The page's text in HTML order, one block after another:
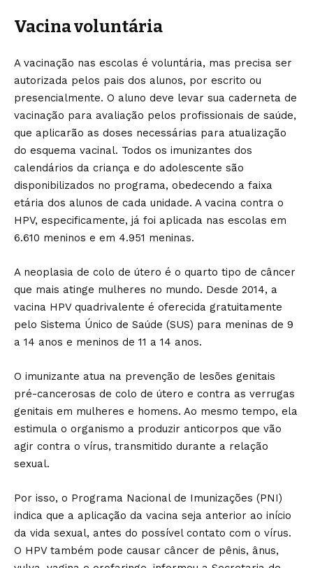
Vacina voluntária
A vacinação nas escolas é voluntária, mas precisa ser
autorizada pelos pais dos alunos, por escrito ou
presencialmente. O aluno deve levar sua caderneta de
vacinação para avaliação pelos profissionais de saúde,
que aplicarão as doses necessárias para atualização
do esquema vacinal. Todos os imunizantes dos
calendários da criança e do adolescente são
disponibilizados no programa, obedecendo a faixa
etária dos alunos de cada unidade. A vacina contra o
HPV, especificamente, já foi aplicada nas escolas em
6.610 meninos e em 4.951 meninas.
A neoplasia de colo de útero é o quarto tipo de câncer
que mais atinge mulheres no mundo. Desde 2014, a
vacina HPV quadrivalente é oferecida gratuitamente
pelo Sistema Único de Saúde (SUS) para meninas de 9
a 14 anos e meninos de 11 a 14 anos.
O imunizante atua na prevenção de lesões genitais
pré-cancerosas de colo de útero e contra as verrugas
genitais em mulheres e homens. Ao mesmo tempo, ela
estimula o organismo a produzir anticorpos que vão
agir contra o vírus, transmitido durante a relação
sexual.
Por isso, o Programa Nacional de Imunizações (PNI)
indica que a aplicação da vacina seja anterior ao início
da vida sexual, antes do possível contato com o vírus.
O HPV também pode causar câncer de pênis, ânus,